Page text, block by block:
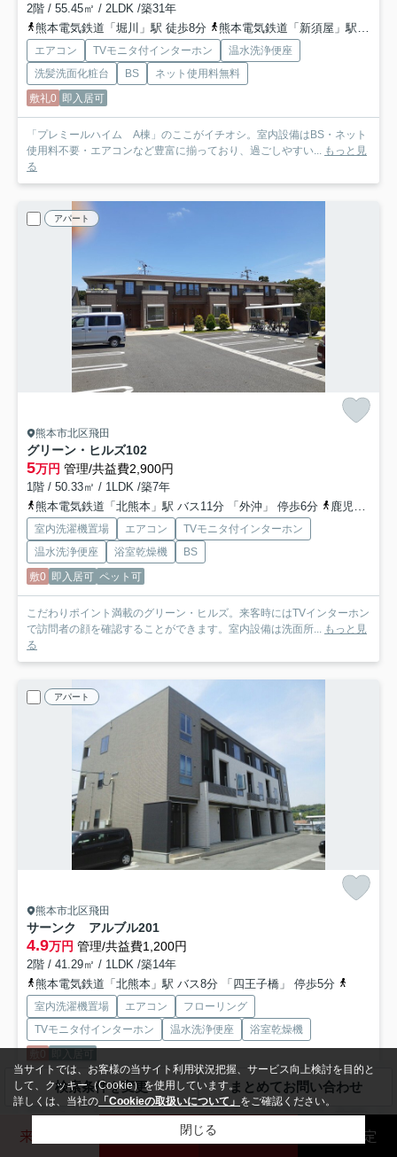
2階 / 55.45㎡ / 2LDK /築31年
熊本電気鉄道「堀川」駅 徒歩8分
熊本電気鉄道「新須屋」駅 徒歩13分
エアコン TVモニタ付インターホン
温水洗浄便座
洗髪洗面化粧台
BS
ネット使用料無料
敷礼0 即入居可
「プレミールハイム A棟」のここがイチオシ。室内設備はBS・ネット
使用料不要・エアコンなど豊富に揃っており、過ごしやすい... もっと見
る
アパート
熊本市北区飛田
グリーン・ヒルズ102
5万円 管理/共益費2,900円
1階 / 50.33㎡ / 1LDK /築7年
熊本電気鉄道「北熊本」駅 バス11分 「外沖」 停歩6分
鹿児島本線「西里」駅 徒歩24分
室内洗濯機置場 エアコン
TVモニタ付インターホン
温水洗浄便座
浴室乾燥機
BS
敷0 即入居可 ペット可
こだわりポイント満載のグリーン・ヒルズ。来客時にはTVインターホン
で訪問者の顔を確認することができます。室内設備は洗面所...
もっと見
る
アパート
熊本市北区飛田
サーンク アルブル201
4.9万円 管理/共益費1,200円
2階 / 41.29㎡ / 1LDK /築14年
熊本電気鉄道「北熊本」駅 バス8分 「四王子橋」 停歩5分
室内洗濯機置場 エアコン
フローリング
TVモニタ付インターホン
温水洗浄便座
浴室乾燥機
「サーンク アルブル」のここがイチオシ。宅配業者が来た時に出る準
備ができていない人でも宅配ボックスがあるので入居者は荷物...
検索条件を変更 まとめてお問い合わせ
来店予約 売却査定
当サイトでは、お客様の当サイト利用状況把握、サービス向上検討を目的と
して、クッキー（Cookie）を使用しています。
詳しくは、当社の 「Cookieの取扱いについて」 をご確認ください。
閉じる